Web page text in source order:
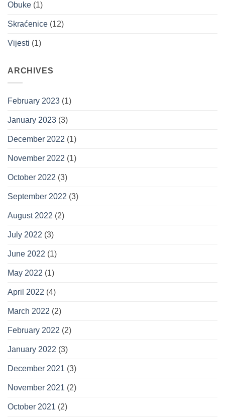
Obuke (1)
Skraćenice (12)
Vijesti (1)
ARCHIVES
February 2023 (1)
January 2023 (3)
December 2022 (1)
November 2022 (1)
October 2022 (3)
September 2022 (3)
August 2022 (2)
July 2022 (3)
June 2022 (1)
May 2022 (1)
April 2022 (4)
March 2022 (2)
February 2022 (2)
January 2022 (3)
December 2021 (3)
November 2021 (2)
October 2021 (2)